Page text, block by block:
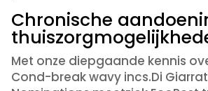
Chronische
Met onze diepgaande kennis
Cond-break wavy incs.Di